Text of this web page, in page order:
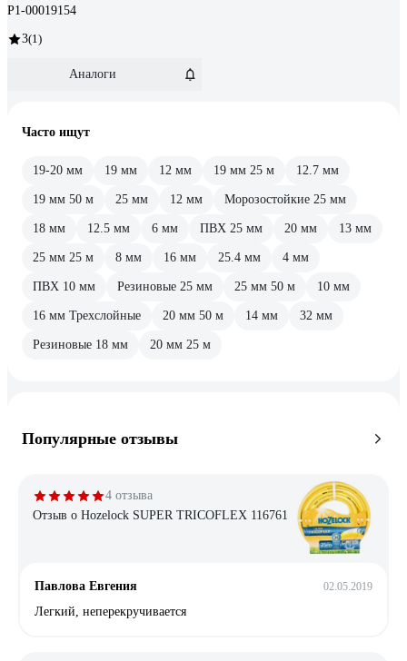
Р1-00019154
3(1)
Аналоги
Часто ищут
19-20 мм 19 мм 12 мм 19 мм 25 м 12.7 мм
19 мм 50 м 25 мм 12 мм Морозостойкие 25 мм
18 мм 12.5 мм 6 мм ПВХ 25 мм 20 мм 13 мм
25 мм 25 м 8 мм 16 мм 25.4 мм 4 мм
ПВХ 10 мм Резиновые 25 мм 25 мм 50 м 10 мм
16 мм Трехслойные 20 мм 50 м 14 мм 32 мм
Резиновые 18 мм 20 мм 25 м
Популярные отзывы
4 отзыва
Отзыв о Hozelock SUPER TRICOFLEX 116761
Павлова Евгения 02.05.2019
Легкий, неперекручивается